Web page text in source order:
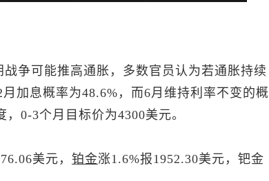
争可能推高通胀，多数官员认为若通胀持续
加息概率为48.6%，而6月维持利率不变的概
0-3个月目标价为4300美元。
美元， 铂金涨1.6%报1952.30美元，钯金